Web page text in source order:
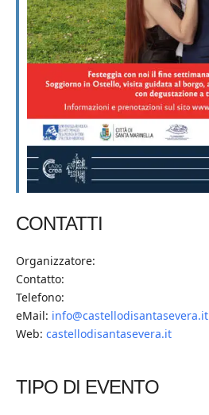
CONTATTI
Organizzatore:
Contatto:
Telefono:
eMail: info@castellodisantasevera.it
Web: castellodisantasevera.it
TIPO DI EVENTO